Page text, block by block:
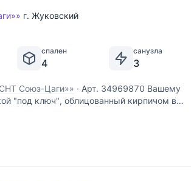
г. Жуковский
спален
4
санузла
3
Союз-Цаги»» · Арт. 34969870 Вашему
"под ключ", облицованный кирпичом в
г. Жуковский Московской области,
шоссе. Дом построен по